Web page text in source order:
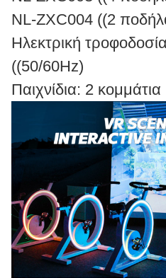
NL-ZXC004 ((2
Ηλεκτρική
((50/60Hz)
Παιχνίδια: 2 κομμάτια